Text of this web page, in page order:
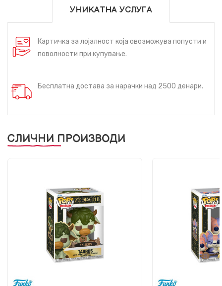
УНИКАТНА УСЛУГА
Картичка за лојалност која овозможува попусти и
поволности при купување.
Бесплатна достава за нарачки над 2500 денари.
СЛИЧНИ ПРОИЗВОДИ